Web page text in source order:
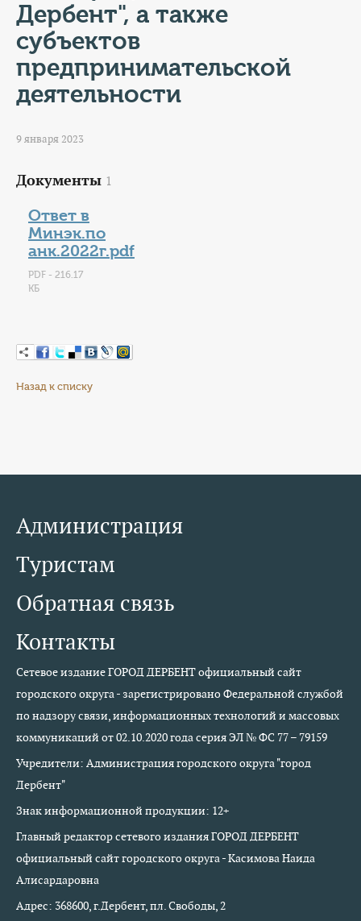
Дербент", а также
субъектов
предпринимательской
деятельности
9 января 2023
Документы 1
Ответ в
Минэк.по
анк.2022г.pdf
PDF - 216.17
КБ
Назад к списку
Администрация
Туристам
Обратная связь
Контакты
Сетевое издание ГОРОД ДЕРБЕНТ официальный сайт
городского округа - зарегистрировано Федеральной службой
по надзору связи, информационных технологий и массовых
коммуникаций от 02.10.2020 года серия ЭЛ № ФС 77 – 79159
Учредители: Администрация городского округа "город
Дербент"
Знак информационной продукции: 12+
Главный редактор сетевого издания ГОРОД ДЕРБЕНТ
официальный сайт городского округа - Касимова Наида
Алисардаровна
Адрес: 368600, г.Дербент, пл. Свободы, 2